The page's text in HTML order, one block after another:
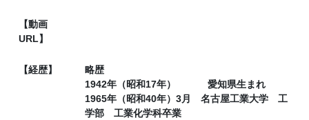
【動画
URL】
【経歴】
略歴
1942年（昭和17年） 愛知県生まれ
1965年（昭和40年）3月 名古屋工業大学 工
学部 工業化学科卒業